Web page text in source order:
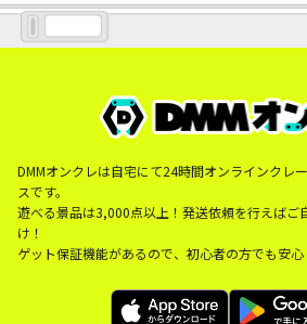
DMMオンクレは自宅にて24時間オンラインクレ
スです。
遊べる景品は3,000点以上！発送依頼を行えばご
け！
ゲット保証機能があるので、初心者の方でも安心